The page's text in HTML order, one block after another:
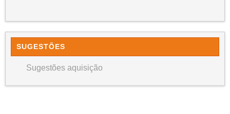
SUGESTÕES
Sugestões aquisição